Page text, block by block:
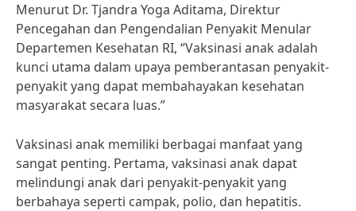
Menurut Dr. Tjandra Yoga Aditama, Direktur
Pencegahan dan Pengendalian Penyakit Menular
Departemen Kesehatan RI, “Vaksinasi anak adalah
kunci utama dalam upaya pemberantasan penyakit-
penyakit yang dapat membahayakan kesehatan
masyarakat secara luas.”
Vaksinasi anak memiliki berbagai manfaat yang
sangat penting. Pertama, vaksinasi anak dapat
melindungi anak dari penyakit-penyakit yang
berbahaya seperti campak, polio, dan hepatitis.